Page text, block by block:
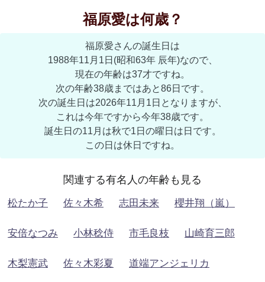
福原愛は何歳？
福原愛さんの誕生日は
1988年11月1日(昭和63年 辰年)なので、
現在の年齢は37才ですね。
次の年齢38歳まではあと86日です。
次の誕生日は2026年11月1日となりますが、
これは今年ですから今年38歳です。
誕生日の11月は秋で1日の曜日は日です。
この日は休日ですね。
関連する有名人の年齢も見る
松たか子 佐々木希 志田未来 櫻井翔（嵐）
安倍なつみ 小林稔侍 市毛良枝 山崎育三郎
木梨憲武 佐々木彩夏 道端アンジェリカ